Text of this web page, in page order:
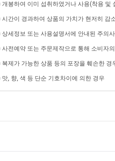
개봉하여 이미 섭취하였거나 사용(착용 및
시간이 경과하여 상품의 가치가 현저히 감
상세정보 또는 사용설명서에 안내된 주의
사전예약 또는 주문제작으로 통해 소비자
복제가 가능한 상품 등의 포장을 훼손한 경
맛, 향, 색 등 단순 기호차이에 의한 경우